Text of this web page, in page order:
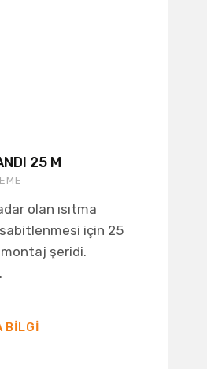
25 M
olan ısıtma
sabitlenmesi için 25
şeridi.
BILGI